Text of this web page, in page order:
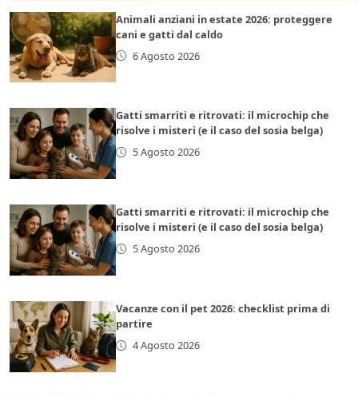
Animali anziani in estate 2026: proteggere
cani e gatti dal caldo
6 Agosto 2026
Gatti smarriti e ritrovati: il microchip che
risolve i misteri (e il caso del sosia belga)
5 Agosto 2026
Gatti smarriti e ritrovati: il microchip che
risolve i misteri (e il caso del sosia belga)
5 Agosto 2026
Vacanze con il pet 2026: checklist prima di
partire
4 Agosto 2026